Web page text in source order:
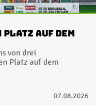
auf dem
von drei
Platz auf dem
07.08.2026